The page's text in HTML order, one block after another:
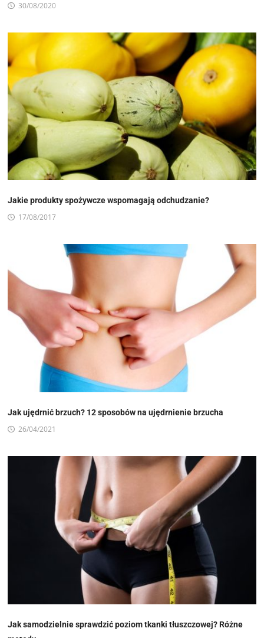
30/08/2020
Jakie produkty spożywcze wspomagają odchudzanie?
17/08/2017
Jak ujędrnić brzuch? 12 sposobów na ujędrnienie brzucha
26/04/2021
Jak samodzielnie sprawdzić poziom tkanki tłuszczowej? Różne